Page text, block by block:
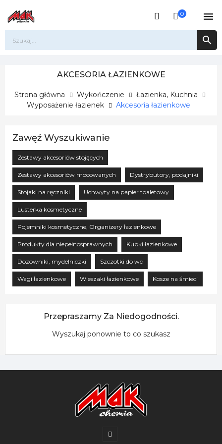
0 

AKCESORIA ŁAZIENKOWE
Strona główna Wykończenie
Łazienka, Kuchnia
Wyposażenie łazienek
Akcesoria łazienkowe
Zawęź Wyszukiwanie
Zestawy akcesoriów stojących
Zestawy akcesoriów mocowanych Dystrybutory, podajniki
Stojaki na ręczniki Uchwyty na papier toaletowy
Lusterka kosmetyczne
Pojemniki kosmetyczne, Organizery łazienkowe
Produkty dla niepełnosprawnych Kubki łazienkowe
Dozowniki, mydelniczki Szczotki do wc
Wagi łazienkowe Wieszaki łazienkowe Kosze na śmieci
Przepraszamy Za Niedogodności.
Wyszukaj ponownie to co szukasz